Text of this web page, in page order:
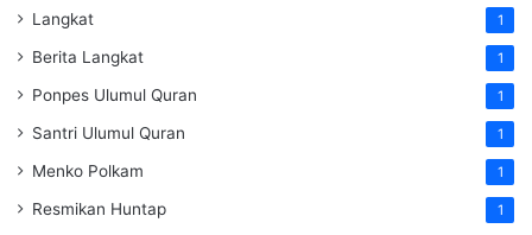
Langkat 1
Berita Langkat 1
Ponpes Ulumul Quran 1
Santri Ulumul Quran 1
Menko Polkam 1
Resmikan Huntap 1